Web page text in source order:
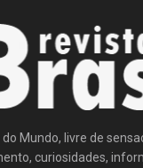
do Mundo, livre de
curiosidades,